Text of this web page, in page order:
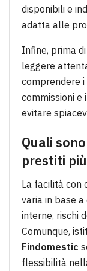
disponibili e
adatta alle
Infine, prima
leggere
comprendere
commissioni e
evitare
Quali
prestiti
La facilità con
varia in base
interne, rischi
Comunque,
Findomestic
flessibilità